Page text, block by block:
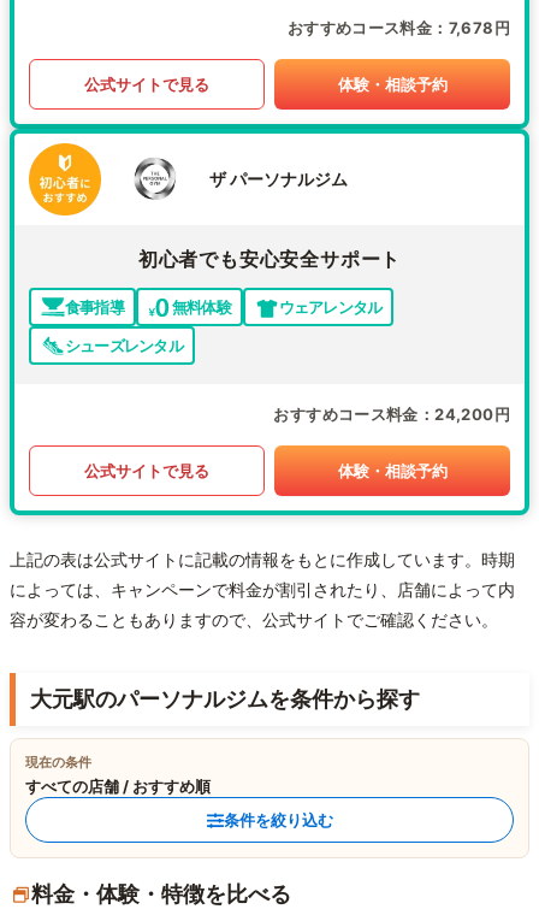
おすすめコース料金 7,678円
公式サイトで見る 体験・相談予約
ザ パーソナルジム
初心者でも安心安全サポート
食事指導 無料体験
ウェアレンタル
シューズレンタル
おすすめコース料金 24,200円
公式サイトで見る 体験・相談予約
上記の表は公式サイトに記載の情報をもとに作成しています。時期
によっては、キャンペーンで料金が割引されたり、店舗によって内
容が変わることもありますので、公式サイトでご確認ください。
大元駅のパーソナルジムを条件から探す
現在の条件
すべての店舗 / おすすめ順
条件を絞り込む
料金・体験・特徴を比べる